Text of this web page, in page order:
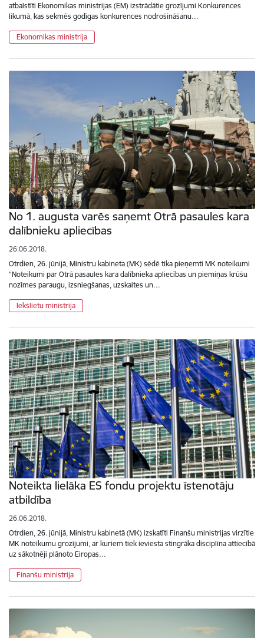
atbalstīti Ekonomikas ministrijas (EM) izstrādātie grozījumi Konkurences
likumā, kas sekmēs godīgas konkurences nodrošināšanu…
Ekonomikas ministrija
No 1. augusta varēs saņemt Otrā pasaules kara
dalībnieku apliecības
26.06.2018.
Otrdien, 26. jūnijā, Ministru kabineta (MK) sēdē tika pieņemti MK noteikumi
“Noteikumi par Otrā pasaules kara dalībnieka apliecības un piemiņas krūšu
nozīmes paraugu, izsniegšanas, uzskaites un…
Iekšlietu ministrija
Noteikta lielāka ES fondu projektu īstenotāju
atbildība
26.06.2018.
Otrdien, 26. jūnijā, Ministru kabinetā (MK) izskatīti Finanšu ministrijas virzītie
MK noteikumu grozījumi, ar kuriem tiek ieviesta stingrāka disciplīna attiecībā
uz sākotnēji plānoto Eiropas…
Finanšu ministrija